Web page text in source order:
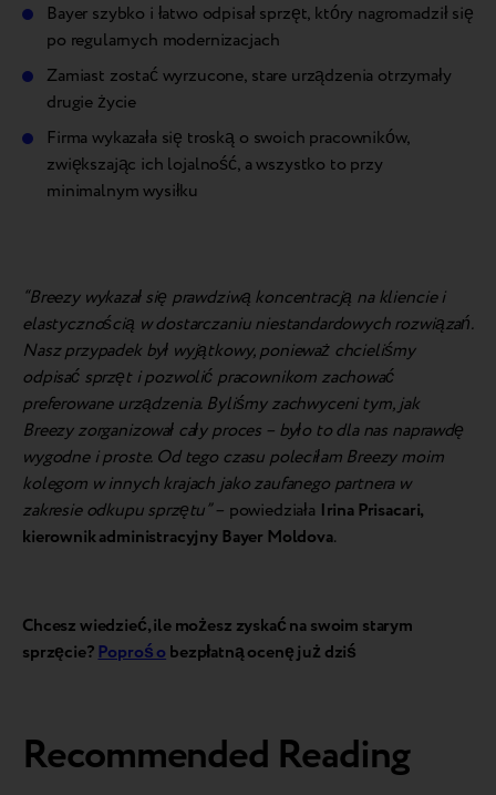
Bayer szybko i łatwo odpisał sprzęt, który nagromadził się
po regularnych modernizacjach
Zamiast zostać wyrzucone, stare urządzenia otrzymały
drugie życie
Firma wykazała się troską o swoich pracowników,
zwiększając ich lojalność, a wszystko to przy
minimalnym wysiłku
“Breezy wykazał się prawdziwą koncentracją na kliencie i
elastycznością w dostarczaniu niestandardowych rozwiązań.
Nasz przypadek był wyjątkowy, ponieważ chcieliśmy
odpisać sprzęt i pozwolić pracownikom zachować
preferowane urządzenia. Byliśmy zachwyceni tym, jak
Breezy zorganizował cały proces – było to dla nas naprawdę
wygodne i proste. Od tego czasu poleciłam Breezy moim
kolegom w innych krajach jako zaufanego partnera w
zakresie odkupu sprzętu” – powiedziała Irina Prisacari,
kierownik administracyjny Bayer Moldova.
Chcesz wiedzieć, ile możesz zyskać na swoim starym
sprzęcie?Poproś obezpłatną ocenę już dziś
Recommended Reading